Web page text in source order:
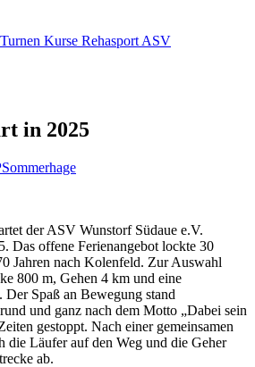
in 2025
der ASV Wunstorf Südaue e.V.
Das offene Ferienangebot lockte 30
Jahren nach Kolenfeld. Zur Auswahl
800 m, Gehen 4 km und eine
Spaß an Bewegung stand
und ganz nach dem Motto „Dabei sein
gestoppt. Nach einer gemeinsamen
die Läufer auf den Weg und die Geher
ab.